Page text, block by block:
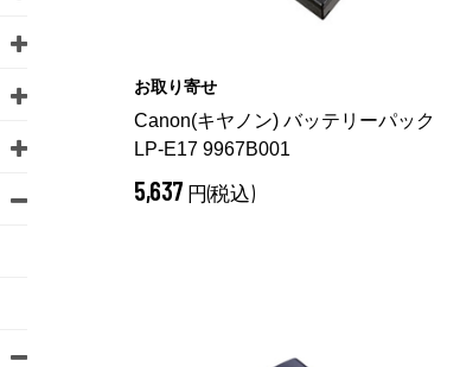
お取り寄せ
Canon(キヤノン) バッテリーパック
LP-E17 9967B001
5,637 円(税込)